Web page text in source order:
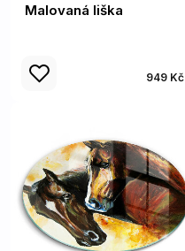
Malovaná liška
949 Kč